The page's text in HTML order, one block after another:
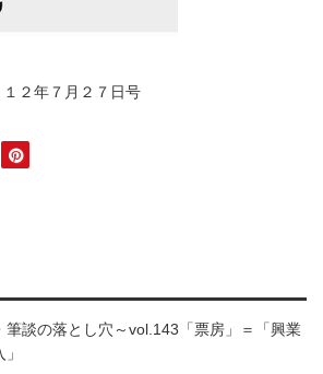
２年７月２７日号
筆談の落とし穴～vol.143「票房」＝「興業